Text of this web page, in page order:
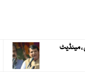
، مینڈیٹ